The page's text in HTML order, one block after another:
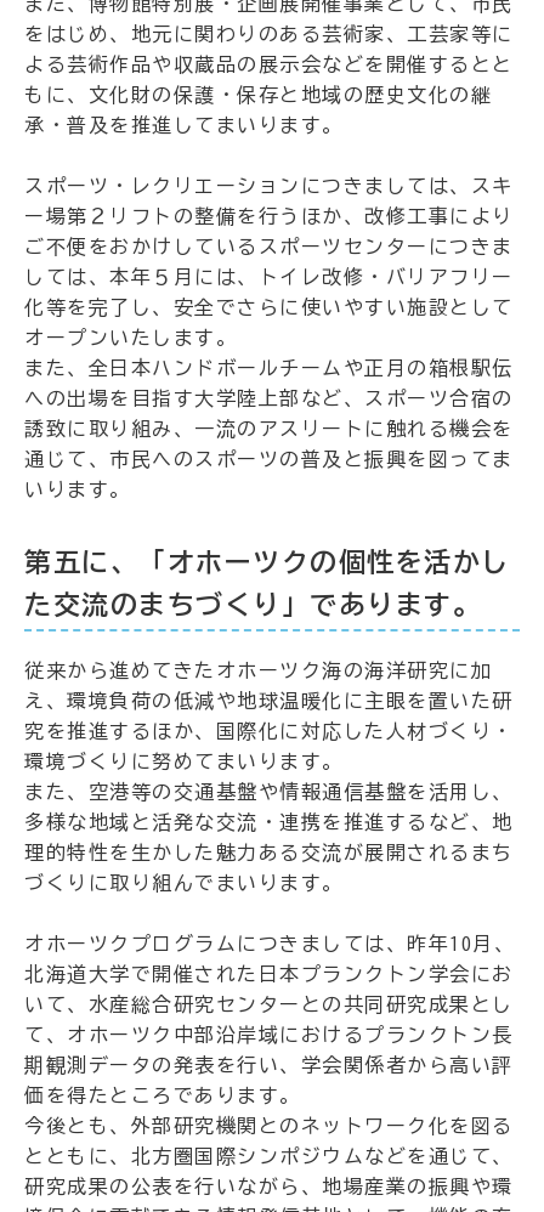
をはじめ、地元に関わりのある芸術家、工芸家等に
よる芸術作品や収蔵品の展示会などを開催するとと
もに、文化財の保護・保存と地域の歴史文化の継
承・普及を推進してまいります。
スポーツ・レクリエーションにつきましては、スキ
ー場第２リフトの整備を行うほか、改修工事により
ご不便をおかけしているスポーツセンターにつきま
しては、本年５月には、トイレ改修・バリアフリー
化等を完了し、安全でさらに使いやすい施設として
オープンいたします。
また、全日本ハンドボールチームや正月の箱根駅伝
への出場を目指す大学陸上部など、スポーツ合宿の
誘致に取り組み、一流のアスリートに触れる機会を
通じて、市民へのスポーツの普及と振興を図ってま
いります。
第五に、「オホーツクの個性を活かし
た交流のまちづくり」であります。
従来から進めてきたオホーツク海の海洋研究に加
え、環境負荷の低減や地球温暖化に主眼を置いた研
究を推進するほか、国際化に対応した人材づくり・
環境づくりに努めてまいります。
また、空港等の交通基盤や情報通信基盤を活用し、
多様な地域と活発な交流・連携を推進するなど、地
理的特性を生かした魅力ある交流が展開されるまち
づくりに取り組んでまいります。
オホーツクプログラムにつきましては、昨年10月、
北海道大学で開催された日本プランクトン学会にお
いて、水産総合研究センターとの共同研究成果とし
て、オホーツク中部沿岸域におけるプランクトン長
期観測データの発表を行い、学会関係者から高い評
価を得たところであります。
今後とも、外部研究機関とのネットワーク化を図る
とともに、北方圏国際シンポジウムなどを通じて、
研究成果の公表を行いながら、地場産業の振興や環